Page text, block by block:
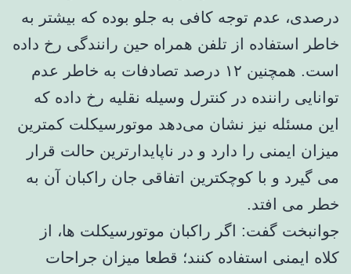
درصدی، عدم توجه کافی به جلو بوده که بیشتر به
خاطر استفاده از تلفن همراه حین رانندگی رخ داده
است. همچنین ۱۲ درصد تصادفات به خاطر عدم
توانایی راننده در کنترل وسیله نقلیه رخ داده که
این مسئله نیز نشان می‌دهد موتورسیکلت کمترین
میزان ایمنی را دارد و در ناپایدارترین حالت قرار
می گیرد و با کوچکترین اتفاقی جان راکبان آن به
خطر می افتد.
جوانبخت گفت: اگر راکبان موتورسیکلت ها، از
کلاه ایمنی استفاده کنند؛ قطعا میزان جراحات